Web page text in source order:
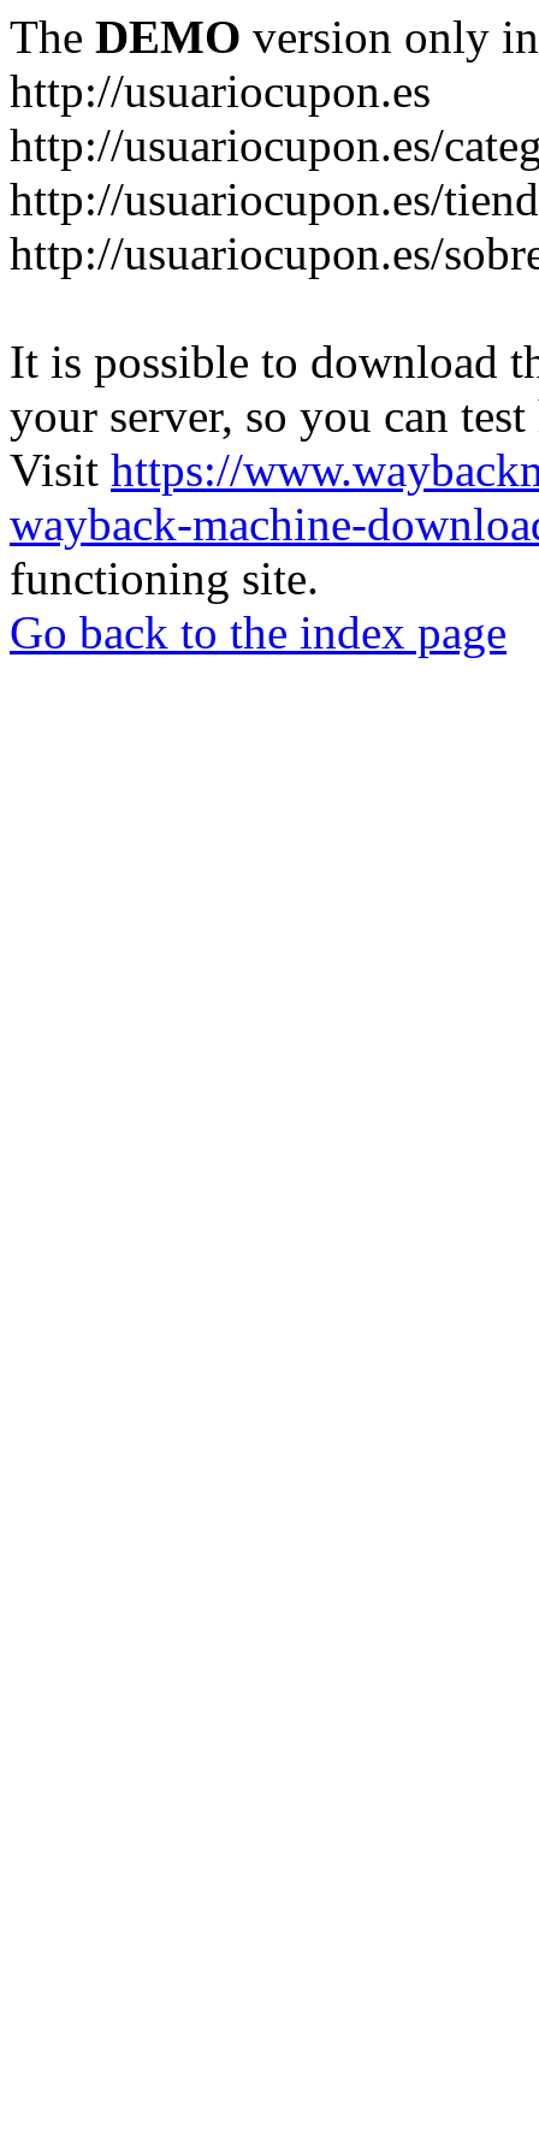
The DEMO version only
http://usuariocupon.es
http://usuariocupon.es/
http://usuariocupon.es/
http://usuariocupon.es/
It is possible to download
your server, so you can
Visit https://
wayback-machine-
functioning site.
Go back to the index page